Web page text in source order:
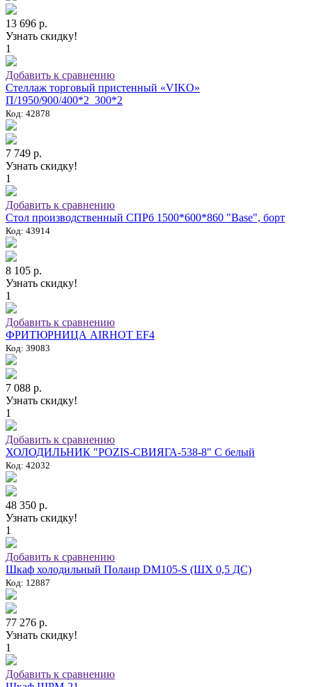
13 696 р.
Узнать скидку!
1
Добавить к сравнению
Стеллаж торговый пристенный «VIKO»
П/1950/900/400*2_300*2
Код: 42878
7 749 р.
Узнать скидку!
1
Добавить к сравнению
Стол производственный СПРб 1500*600*860 "Base", борт
Код: 43914
8 105 р.
Узнать скидку!
1
Добавить к сравнению
ФРИТЮРНИЦА AIRHOT EF4
Код: 39083
7 088 р.
Узнать скидку!
1
Добавить к сравнению
ХОЛОДИЛЬНИК "POZIS-СВИЯГА-538-8" C белый
Код: 42032
48 350 р.
Узнать скидку!
1
Добавить к сравнению
Шкаф холодильный Полаир DM105-S (ШХ 0,5 ДС)
Код: 12887
77 276 р.
Узнать скидку!
1
Добавить к сравнению